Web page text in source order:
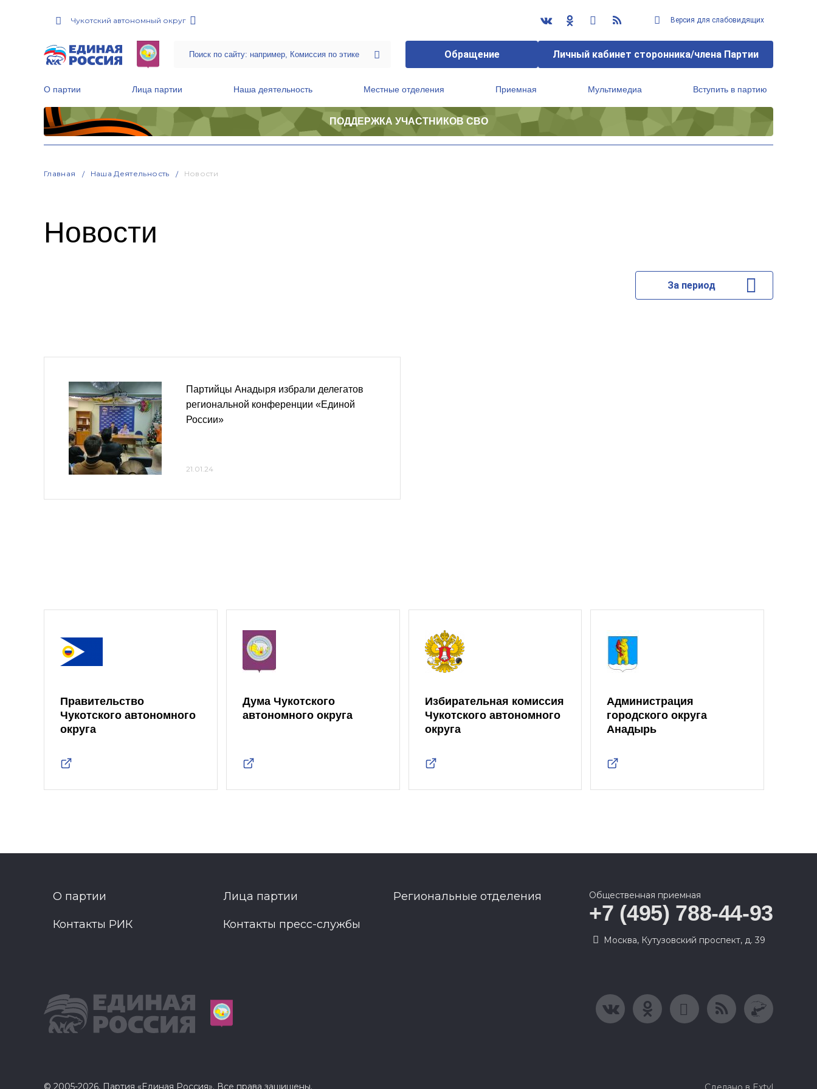
Чукотский автономный округ Версия для слабовидящих
Обращение Личный кабинет сторонника/члена Партии
О партии Лица партии Наша деятельность Местные отделения Приемная Мультимедиа Вступить в партию
ПОДДЕРЖКА УЧАСТНИКОВ СВО
Главная Наша Деятельность Новости
Новости
За период
Партийцы Анадыря избрали делегатов
региональной конференции «Единой
России»
21.01.24
Правительство
Чукотского автономного
округа
Дума Чукотского
автономного округа
Избирательная комиссия
Чукотского автономного
округа
Администрация
городского округа
Анадырь
О партии Лица партии Региональные отделения
Контакты РИК Контакты пресс-службы
Общественная приемная
+7 (495) 788-44-93
Москва, Кутузовский проспект, д. 39
© 2005-2026, Партия «Единая Россия». Все права защищены.